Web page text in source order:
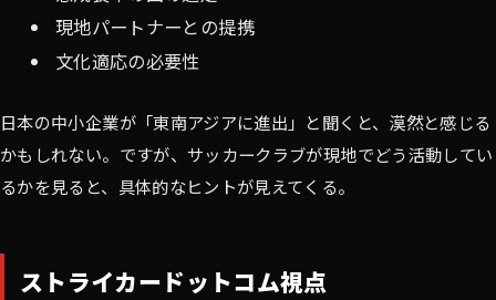
現地パートナーとの提携
文化適応の必要性
日本の中小企業が「東南アジアに進出」と聞くと、漠然と感じる
かもしれない。ですが、サッカークラブが現地でどう活動してい
るかを見ると、具体的なヒントが見えてくる。
ストライカードットコム視点